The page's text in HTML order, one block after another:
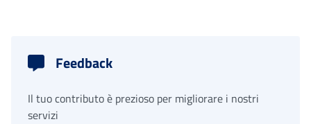
Feedback
Il tuo contributo è prezioso per migliorare i nostri
servizi